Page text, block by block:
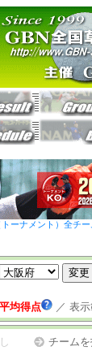
トーナメント）全チ
平均得点 ／ 表
チーム